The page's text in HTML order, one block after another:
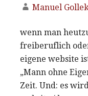
Manuel
wenn man
freiberuflich
eigene website
„Mann ohne
Zeit. Und: es